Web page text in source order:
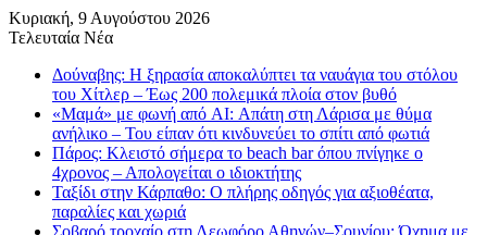
Κυριακή, 9 Αυγούστου 2026
Τελευταία Νέα
Δούναβης: Η ξηρασία αποκαλύπτει τα ναυάγια του στόλου
του Χίτλερ – Έως 200 πολεμικά πλοία στον βυθό
«Μαμά» με φωνή από AI: Απάτη στη Λάρισα με θύμα
ανήλικο – Του είπαν ότι κινδυνεύει το σπίτι από φωτιά
Πάρος: Κλειστό σήμερα το beach bar όπου πνίγηκε ο
4χρονος – Απολογείται ο ιδιοκτήτης
Ταξίδι στην Κάρπαθο: Ο πλήρης οδηγός για αξιοθέατα,
παραλίες και χωριά
Σοβαρό τροχαίο στη Λεωφόρο Αθηνών–Σουνίου: Όχημα με